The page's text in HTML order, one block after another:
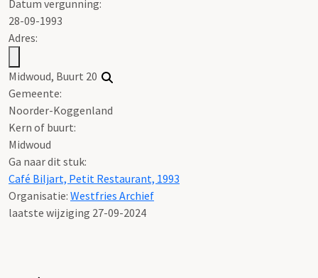
Datum vergunning:
28-09-1993
Adres:
Midwoud, Buurt 20
Gemeente:
Noorder-Koggenland
Kern of buurt:
Midwoud
Ga naar dit stuk:
Café Biljart, Petit Restaurant, 1993
Organisatie: Westfries Archief
laatste wijziging 27-09-2024